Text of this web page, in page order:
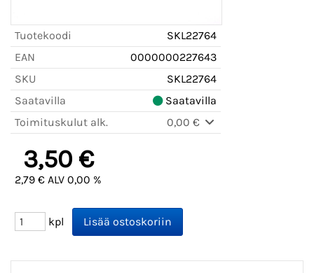
Tuotekoodi
SKL22764
EAN
0000000227643
SKU
SKL22764
Saatavilla
Saatavilla
Toimituskulut alk.
0,00 €
3,50 €
2,79 € ALV 0,00 %
kpl